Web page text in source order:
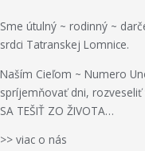
ť
Sme útulný ~ rodinný ~
srdci Tatranskej Lomnice.
Naším Cieľom ~ Numero
spríjemňovať dni, rozveseliť
SA TEŠIŤ ZO ŽIVOTA…
>> viac o nás